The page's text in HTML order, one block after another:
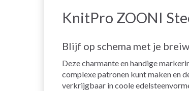
KnitPro ZOONI
Blijf op schema met je
Deze charmante en handige
complexe patronen kunt maken en
verkrijgbaar in coole